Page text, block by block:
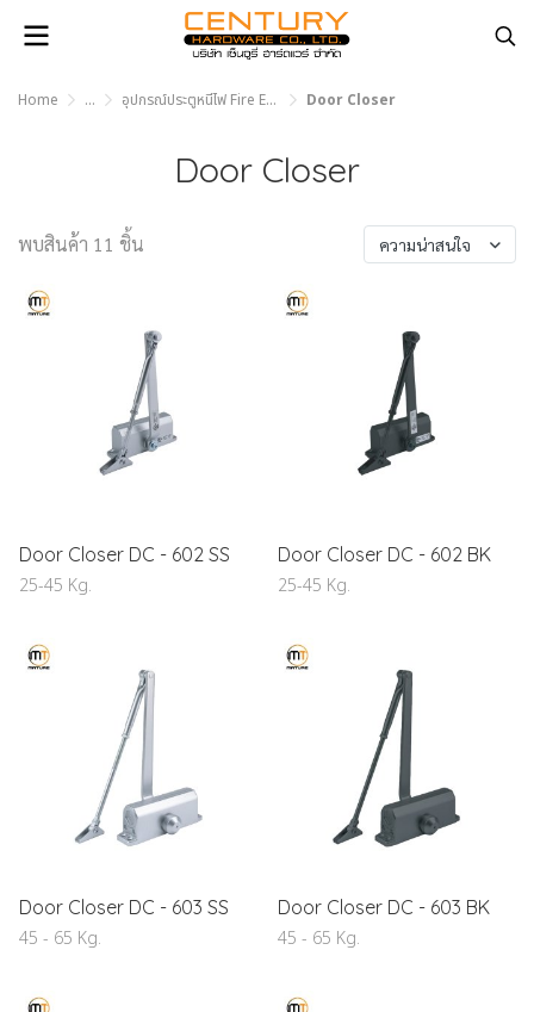
Home ... อุปกรณ์ประตูหนีไฟ Fire Exit Door Door Closer
Door Closer
พบสินค้า 11 ชิ้น ความน่าสนใจ
Door Closer DC - 602 SS
25-45 Kg.
Door Closer DC - 602 BK
25-45 Kg.
Door Closer DC - 603 SS
45 - 65 Kg.
Door Closer DC - 603 BK
45 - 65 Kg.